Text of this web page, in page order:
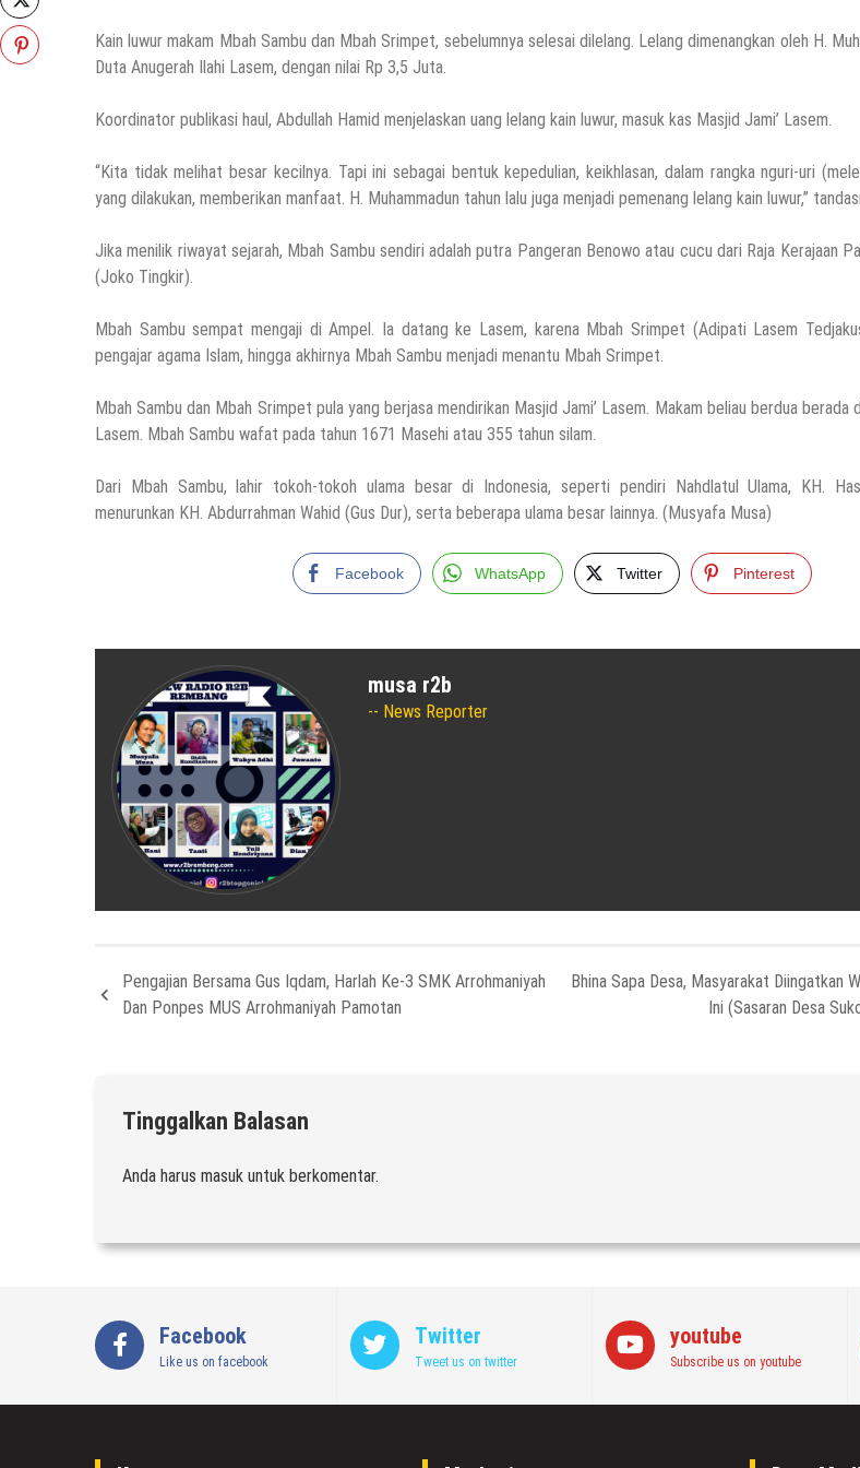
Kain luwur makam Mbah Sambu dan Mbah Srimpet, sebelumnya selesai dilelang. Lelang dimenangkan oleh H.
Duta Anugerah Ilahi Lasem, dengan nilai Rp 3,5 Juta.
Koordinator publikasi haul, Abdullah Hamid menjelaskan uang lelang kain luwur, masuk kas Masjid Jami’ Lasem.
“Kita tidak melihat besar kecilnya. Tapi ini sebagai bentuk kepedulian, keikhlasan, dalam rangka nguri-uri
yang dilakukan, memberikan manfaat. H. Muhammadun tahun lalu juga menjadi pemenang lelang kain luwur,”
Jika menilik riwayat sejarah, Mbah Sambu sendiri adalah putra Pangeran Benowo atau cucu dari Raja Kerajaan
(Joko Tingkir).
Mbah Sambu sempat mengaji di Ampel. Ia datang ke Lasem, karena Mbah Srimpet (Adipati Lasem
pengajar agama Islam, hingga akhirnya Mbah Sambu menjadi menantu Mbah Srimpet.
Mbah Sambu dan Mbah Srimpet pula yang berjasa mendirikan Masjid Jami’ Lasem. Makam beliau berdua berada
Lasem. Mbah Sambu wafat pada tahun 1671 Masehi atau 355 tahun silam.
Dari Mbah Sambu, lahir tokoh-tokoh ulama besar di Indonesia, seperti pendiri Nahdlatul Ulama, KH.
menurunkan KH. Abdurrahman Wahid (Gus Dur), serta beberapa ulama besar lainnya. (Musyafa Musa)
Facebook WhatsApp Twitter Pinterest
musa r2b
News Reporter
Pengajian Bersama Gus Iqdam, Harlah Ke-3 SMK Arrohmaniyah
Dan Ponpes MUS Arrohmaniyah Pamotan
Bhina Sapa Desa, Masyarakat Diingatkan
Ini (Sasaran Desa
Tinggalkan Balasan
Anda harus masuk untuk berkomentar.
Facebook
Like us on facebook
Twitter
Tweet us on twitter
youtube
Subscribe us on youtube